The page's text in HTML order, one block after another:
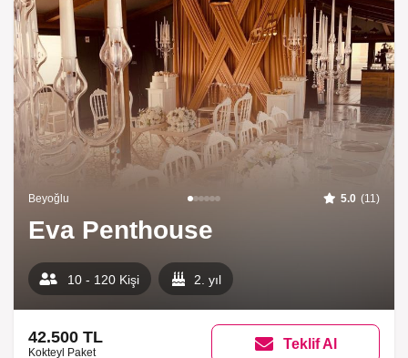
Beyoğlu 5.0 (11)
Eva Penthouse
10 - 120 Kişi 2. yıl
42.500 TL
Kokteyl Paket
Teklif Al